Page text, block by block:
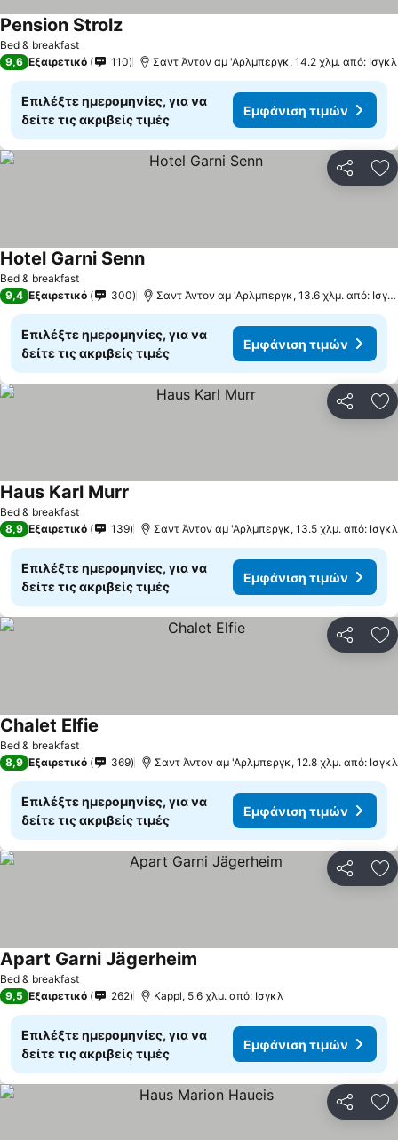
Bed & breakfast
Pension StrolzΕμφάνιση τιμών
9,6 Εξαιρετικό 110 Σαντ Άντον αμ 'Αρλμπεργκ, 14.2 χλμ. από: Ισγκλ
Επιλέξτε ημερομηνίες, για να
δείτε τις ακριβείς τιμές
Εμφάνιση τιμών
Bed & breakfast
Hotel Garni SennΕμφάνιση τιμών
9,4 Εξαιρετικό 300 Σαντ Άντον αμ 'Αρλμπεργκ, 13.6 χλμ. από:
Επιλέξτε ημερομηνίες, για να
δείτε τις ακριβείς τιμές
Εμφάνιση τιμών
Bed & breakfast
Haus Karl Murr
8,9 Εξαιρετικό 139 Σαντ Άντον αμ 'Αρλμπεργκ, 13.5 χλμ. από: Ισγκλ
Επιλέξτε ημερομηνίες, για να
δείτε τις ακριβείς τιμές
Εμφάνιση τιμών
Bed & breakfast
Chalet Elfie
8,9 Εξαιρετικό 369 Σαντ Άντον αμ 'Αρλμπεργκ, 12.8 χλμ. από: Ισγκλ
Επιλέξτε ημερομηνίες, για να
δείτε τις ακριβείς τιμές
Εμφάνιση τιμών
Bed & breakfast
Apart Garni Jägerheim
9,5 Εξαιρετικό 262 Kappl, 5.6 χλμ. από: Ισγκλ
Επιλέξτε ημερομηνίες, για να
δείτε τις ακριβείς τιμές
Εμφάνιση τιμών